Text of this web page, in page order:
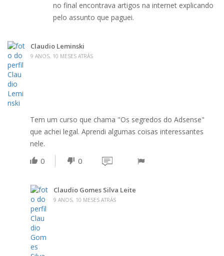
no final encontrava artigos na internet explicando
pelo assunto que paguei.
Claudio Leminski
9 ANOS, 10 MESES ATRÁS
Tem um curso que chama "Os segredos do Adsense"
que achei legal. Aprendi algumas coisas interessantes
nele.
0 0
Claudio Gomes Silva Leite
9 ANOS, 10 MESES ATRÁS